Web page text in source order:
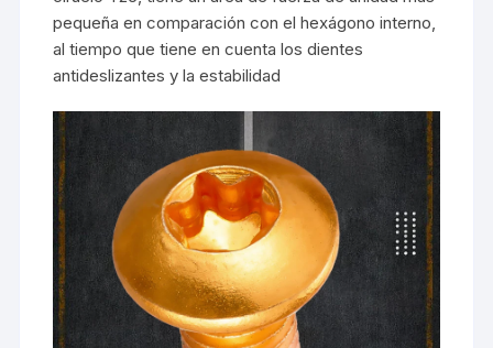
pequeña en comparación con el hexágono interno,
al tiempo que tiene en cuenta los dientes
antideslizantes y la estabilidad